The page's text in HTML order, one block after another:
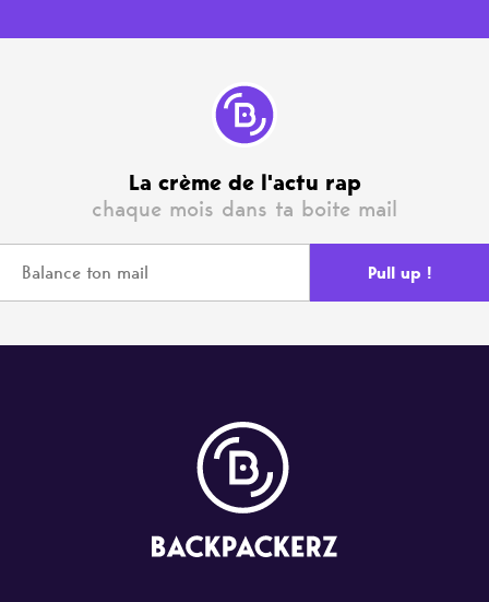
La crème de l'actu rap
chaque mois dans ta boite mail